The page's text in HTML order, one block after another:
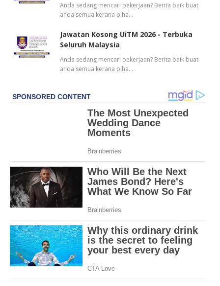
Anda sedang mencari pekerjaan? Berita baik buat
anda semua kerana piha…
Jawatan Kosong UiTM 2026 - Terbuka
Seluruh Malaysia
Anda sedang mencari pekerjaan? Berita baik buat
anda semua kerana piha…